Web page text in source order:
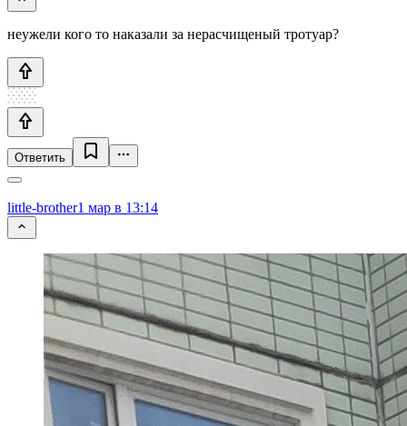
неужели кого то наказали за нерасчищеный тротуар?
Ответить
little-brother1 мар в 13:14